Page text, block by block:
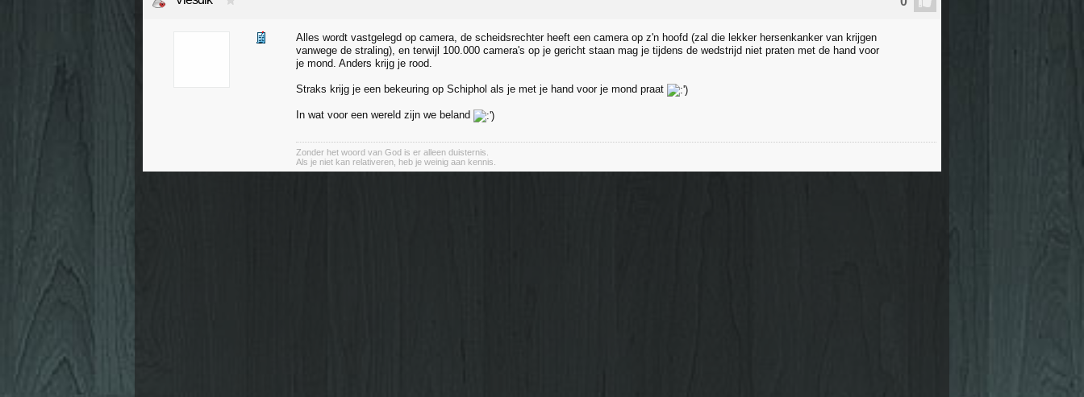
Alles wordt vastgelegd op camera, de scheidsrechter heeft een camera op z'n hoofd (zal die lekker hersenkanker van krijgen
vanwege de straling), en terwijl 100.000 camera's op je gericht staan mag je tijdens de wedstrijd niet praten met de hand voor
je mond. Anders krijg je rood.
Straks krijg je een bekeuring op Schiphol als je met je hand voor je mond praat
In wat voor een wereld zijn we beland
Zonder het woord van God is er alleen duisternis.
Als je niet kan relativeren, heb je weinig aan kennis.